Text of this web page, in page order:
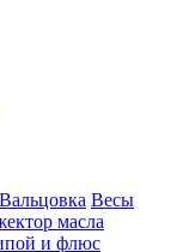
Вальцовка Весы
масла
и флюс